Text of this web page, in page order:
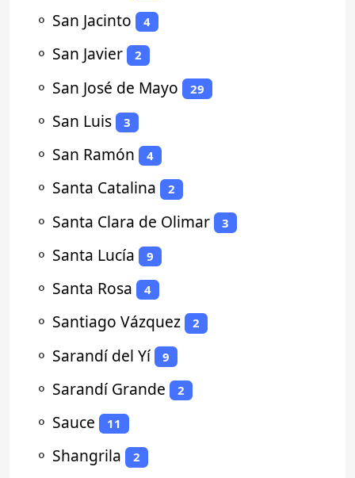
⚬ San Jacinto 4
⚬ San Javier 2
⚬ San José de Mayo 29
⚬ San Luis 3
⚬ San Ramón 4
⚬ Santa Catalina 2
⚬ Santa Clara de Olimar 3
⚬ Santa Lucía 9
⚬ Santa Rosa 4
⚬ Santiago Vázquez 2
⚬ Sarandí del Yí 9
⚬ Sarandí Grande 2
⚬ Sauce 11
⚬ Shangrila 2